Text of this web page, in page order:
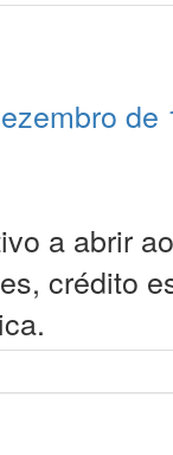
de
a abrir
crédito